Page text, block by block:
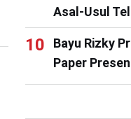
Asal-Usul
Bayu Rizky
Paper